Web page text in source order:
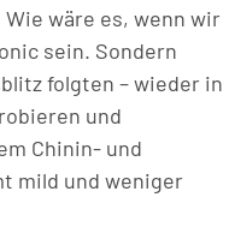
wäre es, wenn wir
sein. Sondern
folgten – wieder in
und
Chinin- und
mild und weniger